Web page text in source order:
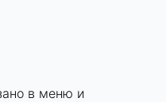
в меню и